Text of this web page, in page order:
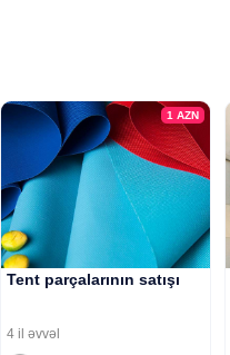
1 AZN
Tent parçalarının satışı
4 il əvvəl